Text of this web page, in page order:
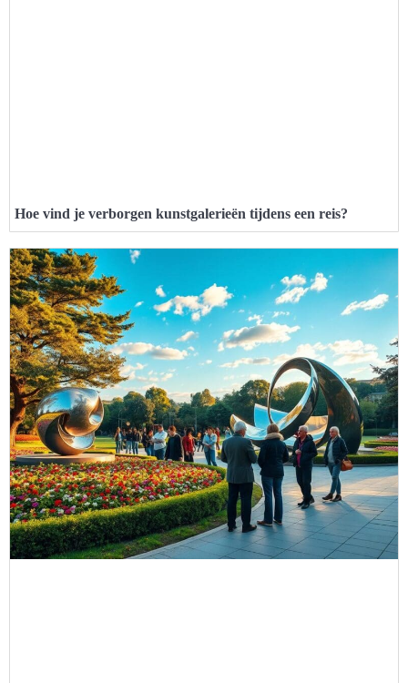
Hoe vind je verborgen kunstgalerieën tijdens een reis?